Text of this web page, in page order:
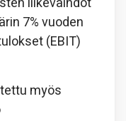
7% vuoden
(EBIT)
myös